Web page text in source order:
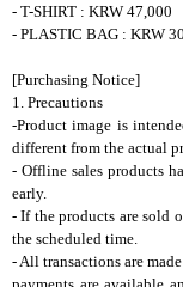
- T-SHIRT : KRW 47,000
- PLASTIC BAG : KRW
[Purchasing Notice]
1. Precautions
-Product image is
different from the actual
- Offline sales products
early.
- If the products are sold
the scheduled time.
- All transactions are